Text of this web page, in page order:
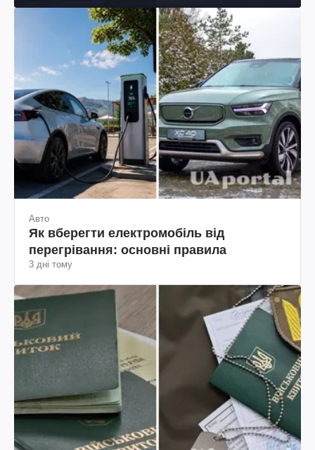
Авто
Як вберегти електромобіль від
перегрівання: основні правила
3 дні тому